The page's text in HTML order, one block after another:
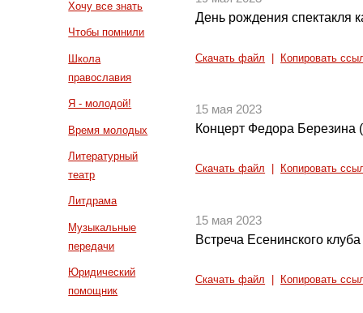
Хочу все знать
Чтобы помнили
Школа
православия
Я - молодой!
Время молодых
Литературный
театр
Литдрама
Музыкальные
передачи
Юридический
помощник
День рождения спектакля
Скачать файл Копировать
15 мая 2023
Концерт Федора Березина
Скачать файл Копировать
15 мая 2023
Встреча Есенинского
Скачать файл Копировать